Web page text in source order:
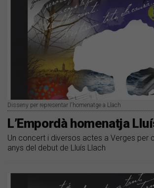
Disseny per representar l'homenatge a Llach
L’Empordà homenatja
Un concert i diversos actes a Verges per
anys del debut de Lluís Llach